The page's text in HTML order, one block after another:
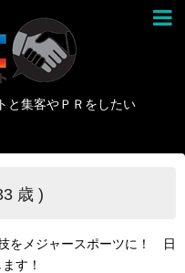
と集客やＰＲをしたい
歳 )
をメジャースポーツに！ 日
す！